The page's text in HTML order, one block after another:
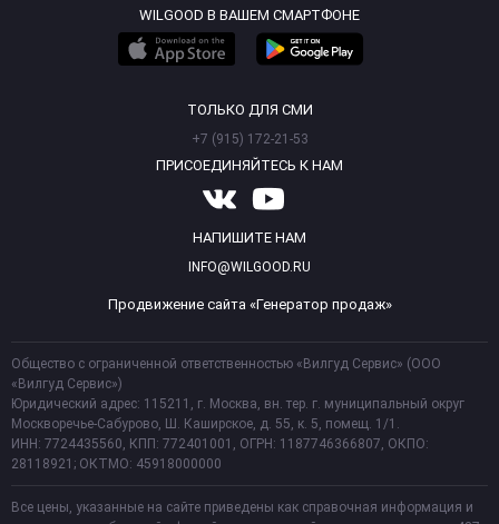
WILGOOD В ВАШЕМ СМАРТФОНЕ
ТОЛЬКО ДЛЯ СМИ
+7 (915) 172-21-53
ПРИСОЕДИНЯЙТЕСЬ К НАМ
НАПИШИТЕ НАМ
INFO@WILGOOD.RU
Продвижение сайта «Генератор продаж»
Общество с ограниченной ответственностью «Вилгуд Сервис» (ООО
«Вилгуд Сервис»)
Юридический адрес: 115211, г. Москва, вн. тер. г. муниципальный округ
Москворечье-Сабурово, Ш. Каширское, д. 55, к. 5, помещ. 1/1.
ИНН: 7724435560, КПП: 772401001, ОГРН: 1187746366807, ОКПО:
28118921; ОКТМО: 45918000000
Все цены, указанные на сайте приведены как справочная информация и